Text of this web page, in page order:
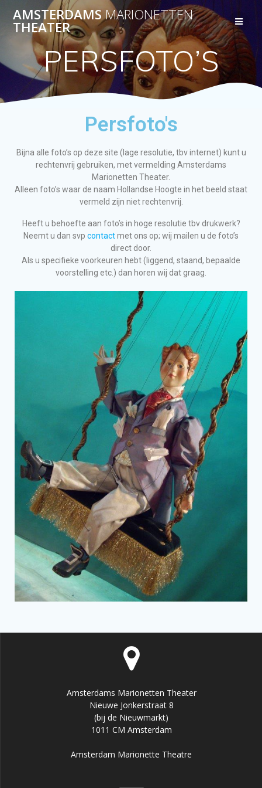
AMSTERDAMSMARIONETTEN
THEATER
PERSFOTO’S
Persfoto's
Bijna alle foto’s op deze site (lage resolutie, tbv internet) kunt u
rechtenvrij gebruiken, met vermelding Amsterdams
Marionetten Theater.
Alleen foto’s waar de naam Hollandse Hoogte in het beeld staat
vermeld zijn niet rechtenvrij.
Heeft u behoefte aan foto’s in hoge resolutie tbv drukwerk?
Neemt u dan svp contactmet ons op; wij mailen u de foto’s
direct door.
Als u specifieke voorkeuren hebt (liggend, staand, bepaalde
voorstelling etc.) dan horen wij dat graag.
Amsterdams Marionetten Theater
Nieuwe Jonkerstraat 8
(bij de Nieuwmarkt)
1011 CM Amsterdam
Amsterdam Marionette Theatre